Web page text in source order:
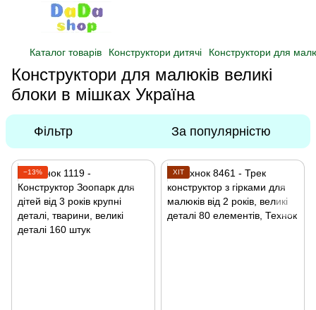
Каталог товарів Конструктори дитячі Конструктори для
Конструктори для малюків великі
блоки в мішках Україна
Фільтр За популярністю
−13% ХІТ